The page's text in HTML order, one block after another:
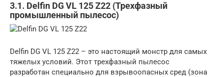
3.1. Delfin DG VL 125 Z22 (Трехфазный
промышленный пылесос)
Delfin DG VL 125 Z22 – это настоящий монстр для самых
тяжелых условий. Этот трехфазный пылесос
разработан специально для взрывоопасных сред (зона